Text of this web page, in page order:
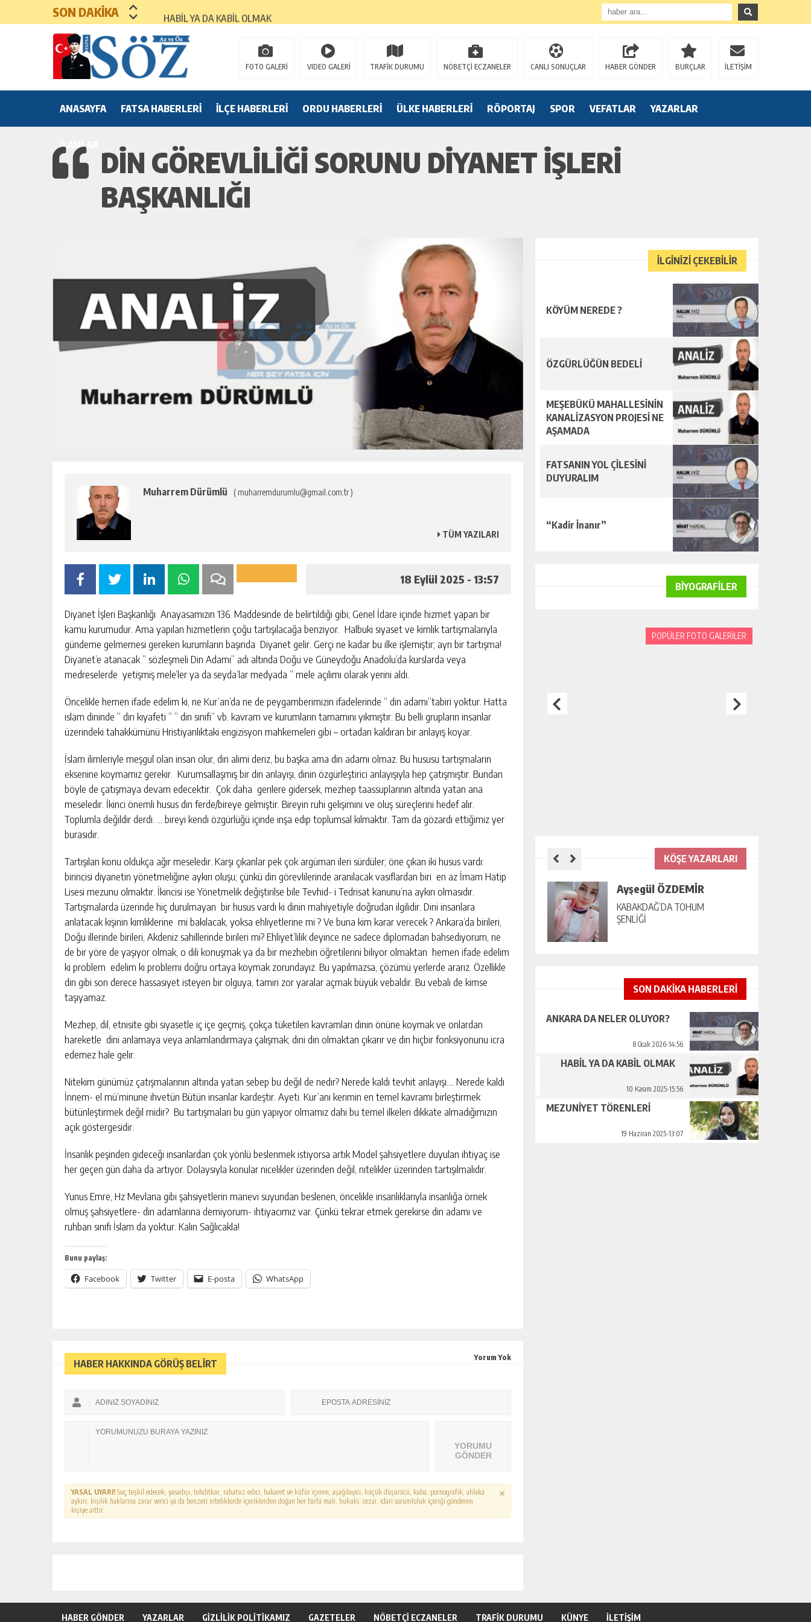
SON DAKİKA
HABİL YA DA KABİL OLMAK
MEZUNİYET TÖRENLERİ
FOTO GALERİ VIDEO GALERİ TRAFİK DURUMU NÖBETÇİ ECZANELER CANLI SONUÇLAR HABER GÖNDER BURÇLAR İLETİŞİM
ANASAYFA FATSA HABERLERİ İLÇE HABERLERİ ORDU HABERLERİ ÜLKE HABERLERİ RÖPORTAJ SPOR VEFATLAR YAZARLAR
İLANLAR
DİN GÖREVLİLİĞİ SORUNU DİYANET İŞLERİ
BAŞKANLIĞI
Muharrem Dürümlü ( muharremdurumlu@gmail.com.tr )
TÜM YAZILARI
18 Eylül 2025 - 13:57
Diyanet İşleri Başkanlığı Anayasamızın 136. Maddesinde de belirtildiği gibi; Genel İdare içinde hizmet yapan bir
kamu kurumudur. Ama yapılan hizmetlerin çoğu tartışılacağa benziyor. Halbuki siyaset ve kimlik tartışmalarıyla
gündeme gelmemesi gereken kurumların başında Diyanet gelir. Gerçi ne kadar bu ilke işlemiştir; ayrı bir tartışma!
Diyanet’e atanacak “ sözleşmeli Din Adamı” adı altında Doğu ve Güneydoğu Anadolu’da kurslarda veya
medreselerde yetişmiş mele’ler ya da seyda’lar medyada “ mele açılımı olarak yerini aldı.
Öncelikle hemen ifade edelim ki, ne Kur’an’da ne de peygamberimizin ifadelerinde “ din adamı”tabiri yoktur. Hatta
islam dininde “ din kıyafeti “ “ din sınıfı” vb. kavram ve kurumların tamamını yıkmıştır. Bu belli grupların insanlar
üzerindeki tahakkümünü Hristiyanlıktaki engizisyon mahkemeleri gibi – ortadan kaldıran bir anlayış koyar.
İslam ilimleriyle meşgul olan insan olur, din alimi deriz, bu başka ama din adamı olmaz. Bu hususu tartışmaların
eksenine koymamız gerekir. Kurumsallaşmış bir din anlayışı, dinin özgürleştirici anlayışıyla hep çatışmıştır. Bundan
böyle de çatışmaya devam edecektir. Çok daha gerilere gidersek, mezhep taassuplarının altında yatan ana
meseledir. İkinci önemli husus din ferde/bireye gelmiştir. Bireyin ruhi gelişimini ve oluş süreçlerini hedef alır.
Toplumla değildir derdi. … bireyi kendi özgürlüğü içinde inşa edip toplumsal kılmaktır. Tam da gözardı ettiğimiz yer
burasıdır.
Tartışılan konu oldukça ağır meseledir. Karşı çıkanlar pek çok argüman ileri sürdüler; öne çıkan iki husus vardı:
birincisi diyanetin yönetmeliğine aykırı oluşu; çünkü din görevlilerinde aranılacak vasıflardan biri en az İmam Hatip
Lisesi mezunu olmaktır. İkincisi ise Yönetmelik değiştirilse bile Tevhid- i Tedrisat kanunu’na aykırı olmasıdır.
Tartışmalarda üzerinde hiç durulmayan bir husus vardı ki dinin mahiyetiyle doğrudan ilgilidir. Dini insanlara
anlatacak kişinin kimliklerine mi bakılacak, yoksa ehliyetlerine mi ? Ve buna kim karar verecek ? Ankara’da birileri,
Doğu illerinde birileri, Akdeniz sahillerinde birileri mi? Ehliyet’lilik deyince ne sadece diplomadan bahsediyorum, ne
de bir yöre de yaşıyor olmak, o dili konuşmak ya da bir mezhebin öğretilerini biliyor olmaktan hemen ifade edelim
ki problem edelim ki problemi doğru ortaya koymak zorundayız. Bu yapılmazsa, çözümü yerlerde ararız. Özellikle
din gibi son derece hassasiyet isteyen bir olguya, tamiri zor yaralar açmak büyük vebaldir. Bu vebali de kimse
taşıyamaz.
Mezhep, dil, etnisite gibi siyasetle iç içe geçmiş, çokça tüketilen kavramları dinin önüne koymak ve onlardan
hareketle dini anlamaya veya anlamlandırmaya çalışmak; dini din olmaktan çıkarır ve din hiçbir fonksiyonunu icra
edemez hale gelir.
Nitekim günümüz çatışmalarının altında yatan sebep bu değil de nedir? Nerede kaldı tevhit anlayışı…. Nerede kaldı
İnnem- el mü’minune ihvetün Bütün insanlar kardeştir. Ayeti. Kur’anı kerimin en temel kavramı birleştirmek
bütünleştirmek değil midir? Bu tartışmaları bu gün yapıyor olmamız dahi bu temel ilkeleri dikkate almadığımızın
açık göstergesidir.
İnsanlık peşinden gideceği insanlardan çok yönlü beslenmek istiyorsa artık Model şahsiyetlere duyulan ihtiyaç ise
her geçen gün daha da artıyor. Dolaysıyla konular nicelikler üzerinden değil, nitelikler üzerinden tartışılmalıdır.
Yunus Emre, Hz Mevlana gibi şahsiyetlerin manevi suyundan beslenen, öncelikle insanlıklarıyla insanlığa örnek
olmuş şahsiyetlere- din adamlarına demiyorum- ihtiyacımız var. Çünkü tekrar etmek gerekirse din adamı ve
ruhban sınıfı İslam da yoktur. Kalın Sağlıcakla!
Bunu paylaş:
Facebook Twitter E-posta WhatsApp
HABER HAKKINDA GÖRÜŞ BELİRT
Yorum Yok
YORUMU
GÖNDER
YASAL UYARI! Suç teşkil edecek, yasadışı, tehditkar, rahatsız edici, hakaret ve küfür içeren, aşağılayıcı, küçük düşürücü, kaba, pornografik, ahlaka
aykırı, kişilik haklarına zarar verici ya da benzeri niteliklerde içeriklerden doğan her türlü mali, hukuki, cezai, idari sorumluluk içeriği gönderen
kişiye aittir.
İLGİNİZİ ÇEKEBİLİR
KÖYÜM NEREDE ?
ÖZGÜRLÜĞÜN BEDELİ
MEŞEBÜKÜ MAHALLESİNİN
KANALİZASYON PROJESİ NE
AŞAMADA
FATSANIN YOL ÇİLESİNİ
DUYURALIM
“Kadir İnanır”
BİYOGRAFİLER
POPÜLER FOTO GALERİLER
KÖŞE YAZARLARI
Yusuf Yakan
NE EKTİK, NE BİÇİCEZ?
ALİHAN AKYAZI
“İsmi Bile Korkutur Sizi!”
Ayşegül ÖZDEMİR
KABAKDAĞ’DA TOHUM
ŞENLİĞİ
SON DAKİKA HABERLERİ
ANKARA DA NELER OLUYOR?
8 Ocak 2026-14:56
HABİL YA DA KABİL OLMAK
10 Kasım 2025-15:56
MEZUNİYET TÖRENLERİ
19 Haziran 2025-13:07
HABER GÖNDER YAZARLAR GİZLİLİK POLİTİKAMIZ GAZETELER NÖBETÇİ ECZANELER TRAFİK DURUMU KÜNYE İLETİŞİM